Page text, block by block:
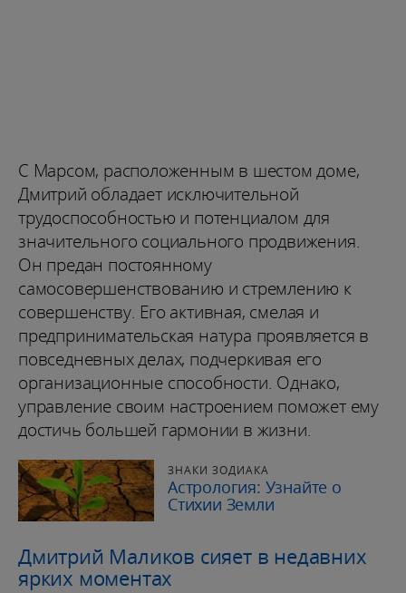
С Марсом, расположенным в шестом доме,
Дмитрий обладает исключительной
трудоспособностью и потенциалом для
значительного социального продвижения.
Он предан постоянному
самосовершенствованию и стремлению к
совершенству. Его активная, смелая и
предпринимательская натура проявляется в
повседневных делах, подчеркивая его
организационные способности. Однако,
управление своим настроением поможет ему
достичь большей гармонии в жизни.
ЗНАКИ ЗОДИАКА
Астрология: Узнайте о
Стихии Земли
Дмитрий Маликов сияет в недавних
ярких моментах